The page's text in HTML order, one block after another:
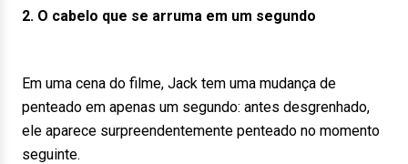
2. O cabelo que se arruma em um segundo
Em uma cena do filme, Jack tem uma mudança de
penteado em apenas um segundo: antes desgrenhado,
ele aparece surpreendentemente penteado no momento
seguinte.